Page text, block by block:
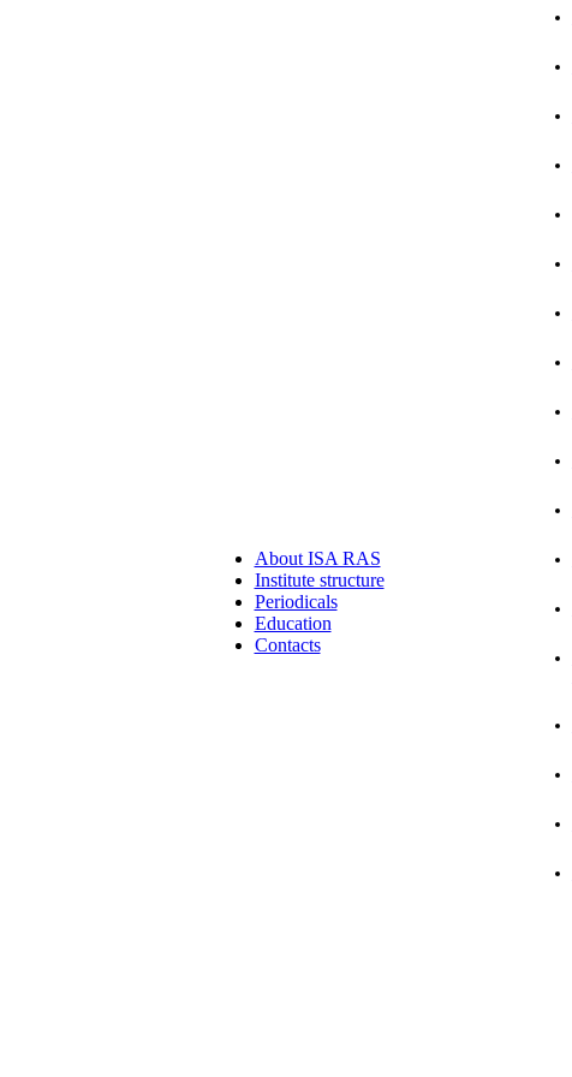
About ISA RAS
Institute structure
Periodicals
Education
Contacts